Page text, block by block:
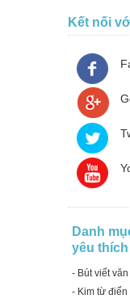
Kết nối
Danh
yêu thích
- Bút viết
- Kim từ điển